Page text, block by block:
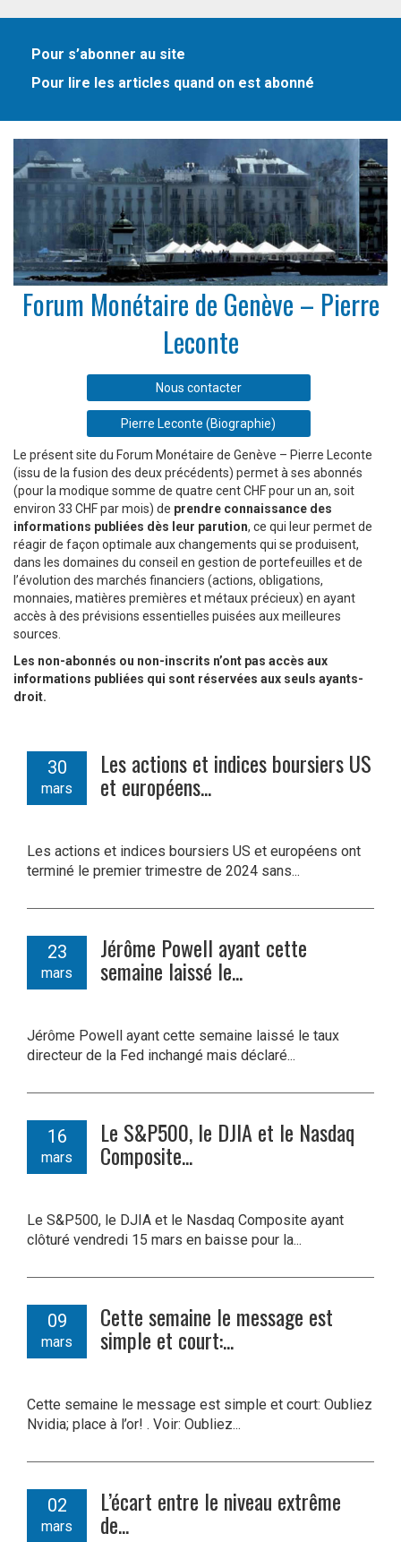
Pour s’abonner au site
Pour lire les articles quand on est abonné
Forum Monétaire de Genève – Pierre
Leconte
Nous contacter
Pierre Leconte (Biographie)
Le présent site du Forum Monétaire de Genève – Pierre Leconte
(issu de la fusion des deux précédents) permet à ses abonnés
(pour la modique somme de quatre cent CHF pour un an, soit
environ 33 CHF par mois) de prendre connaissance des
informations publiées dès leur parution, ce qui leur permet de
réagir de façon optimale aux changements qui se produisent,
dans les domaines du conseil en gestion de portefeuilles et de
l’évolution des marchés financiers (actions, obligations,
monnaies, matières premières et métaux précieux) en ayant
accès à des prévisions essentielles puisées aux meilleures
sources.
Les non-abonnés ou non-inscrits n’ont pas accès aux
informations publiées qui sont réservées aux seuls ayants-
droit.
30
mars
Les actions et indices boursiers US
et européens...
Les actions et indices boursiers US et européens ont
terminé le premier trimestre de 2024 sans...
23
mars
Jérôme Powell ayant cette
semaine laissé le...
Jérôme Powell ayant cette semaine laissé le taux
directeur de la Fed inchangé mais déclaré...
16
mars
Le S&P500, le DJIA et le Nasdaq
Composite...
Le S&P500, le DJIA et le Nasdaq Composite ayant
clôturé vendredi 15 mars en baisse pour la...
09
mars
Cette semaine le message est
simple et court:...
Cette semaine le message est simple et court: Oubliez
Nvidia; place à l’or! . Voir: Oubliez...
02
mars
L’écart entre le niveau extrême
de...